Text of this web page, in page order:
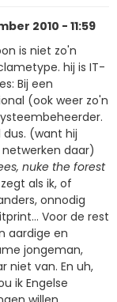
2010 - 11:59
is niet zo'n
hij is IT-
Bij een
(ook weer zo'n
(want hij
daar)
nuke the forest
als ik, of
onnodig
Voor de rest
aardige en
jongeman,
niet van. En uh,
ik Engelse